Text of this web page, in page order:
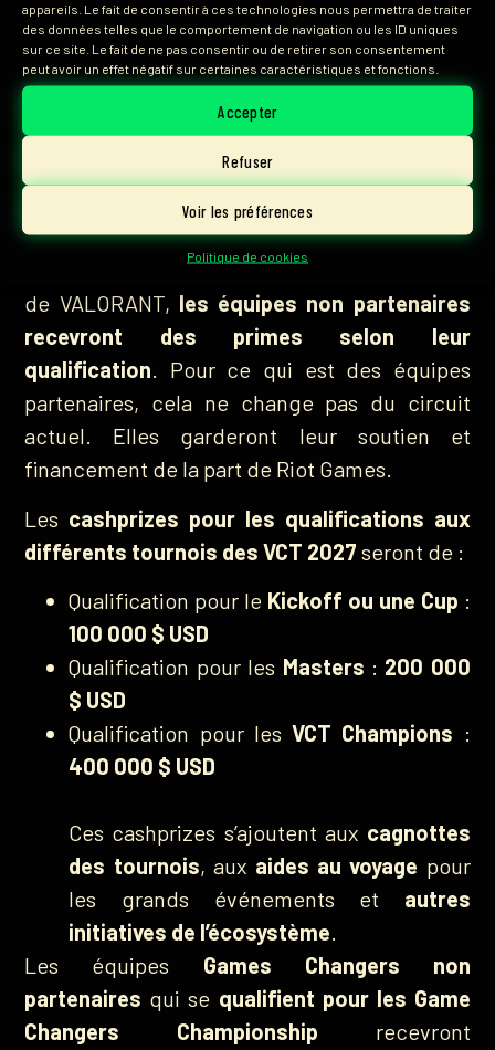
appareils. Le fait de consentir à ces technologies nous permettra de traiter
des données telles que le comportement de navigation ou les ID uniques
sur ce site. Le fait de ne pas consentir ou de retirer son consentement
peut avoir un effet négatif sur certaines caractéristiques et fonctions.
Accepter
Refuser
Voir les préférences
Politique de cookies
Pour la première fois sur le circuit compétitif
de VALORANT, les équipes non partenaires
recevront des primes selon leur
qualification. Pour ce qui est des équipes
partenaires, cela ne change pas du circuit
actuel. Elles garderont leur soutien et
financement de la part de Riot Games.
Les cashprizes pour les qualifications aux
différents tournois des VCT 2027 seront de :
Qualification pour le Kickoff ou une Cup :
100 000 $ USD
Qualification pour les Masters : 200 000
$ USD
Qualification pour lesVCT Champions :
400 000 $ USD
Ces cashprizes s’ajoutent aux cagnottes
des tournois, aux aides au voyage pour
les grands événements et autres
initiatives de l’écosystème.
Les équipes Games Changers non
partenaires qui se qualifient pour les Game
Changers Championship recevront